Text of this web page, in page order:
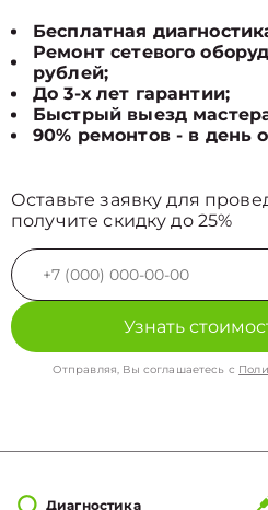
Бесплатная
Ремонт сетевого
рублей;
До 3-х лет гарантии;
Быстрый выезд
90% ремонтов - в день
Оставьте заявку для
получите скидку до 25%
Узнать
Отправляя, Вы соглашаетесь с
Диагностика